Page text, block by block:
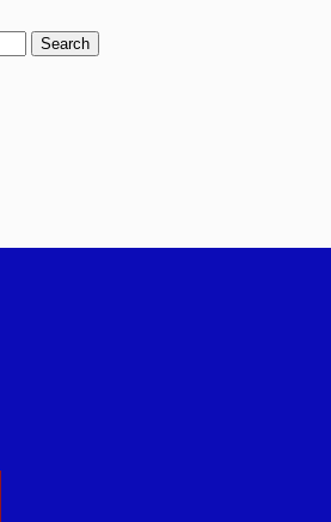
Search